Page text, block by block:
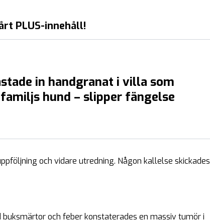
PLUS-innehåll!
in handgranat i villa som
hund – slipper fängelse
och vidare utredning. Någon kallelse skickades
och feber konstaterades en massiv tumör i